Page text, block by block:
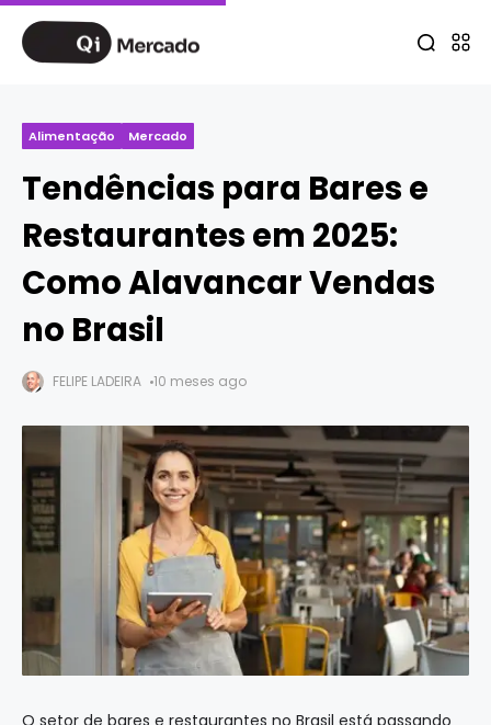
Alimentação Mercado
Tendências para Bares e
Restaurantes em 2025:
Como Alavancar Vendas
no Brasil
FELIPE LADEIRA 10 meses ago